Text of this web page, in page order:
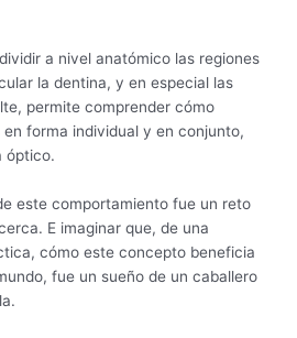
a nivel anatómico las regiones
la dentina, y en especial las
permite comprender cómo
forma individual y en conjunto,
óptico.
este comportamiento fue un reto
E imaginar que, de una
cómo este concepto beneficia
fue un sueño de un caballero